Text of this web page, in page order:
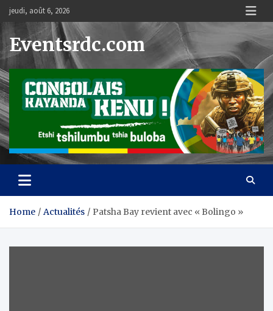
Skip
content
jeudi, août 6, 2026
Eventsrdc.com
Home Actualités Patsha Bay revient avec « Bolingo »